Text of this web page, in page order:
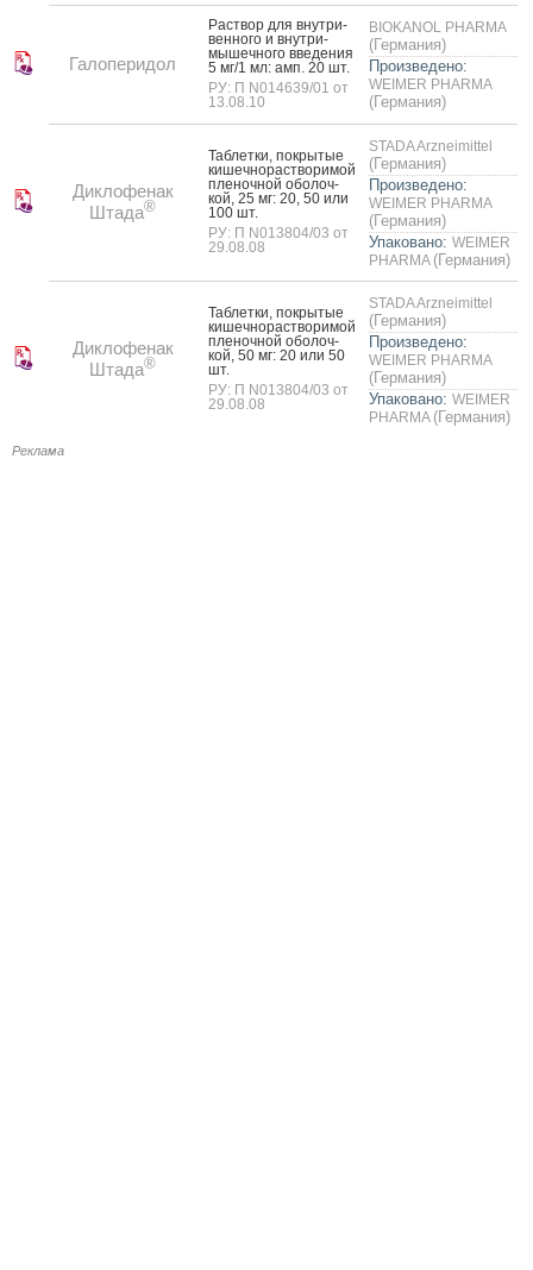
Галоперидол
Рас­твор для внут­ри­
вен­но­го и внут­ри­
мышеч­но­го вве­дения
5 мг/1 мл: амп. 20 шт.
РУ: П N014639/01 от
13.08.10
BIOKANOL PHARMA
(Германия)
Произведено:
WEIMER PHARMA
(Германия)
Диклофенак
Штада®
Таб­летки, пок­ры­тые
ки­шеч­но­рас­тво­римой
пле­ноч­ной обо­лоч­
кой, 25 мг: 20, 50 или
100 шт.
РУ: П N013804/03 от
29.08.08
STADA Arzneimittel
(Германия)
Произведено:
WEIMER PHARMA
(Германия)
Упаковано: WEIMER
PHARMA (Германия)
Диклофенак
Штада®
Таб­летки, пок­ры­тые
ки­шеч­но­рас­тво­римой
пле­ноч­ной обо­лоч­
кой, 50 мг: 20 или 50
шт.
РУ: П N013804/03 от
29.08.08
STADA Arzneimittel
(Германия)
Произведено:
WEIMER PHARMA
(Германия)
Упаковано: WEIMER
PHARMA (Германия)
Реклама